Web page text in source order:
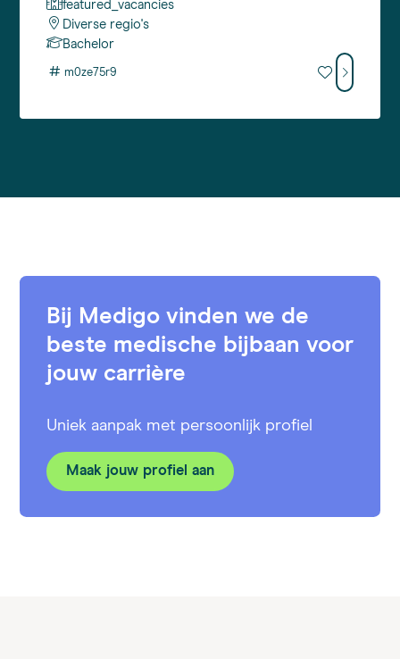
featured_vacancies
Diverse regio's
Bachelor
# m0ze75r9
Bij Medigo vinden we de
beste medische bijbaan voor
jouw carrière
Uniek aanpak met persoonlijk profiel
Maak jouw profiel aan